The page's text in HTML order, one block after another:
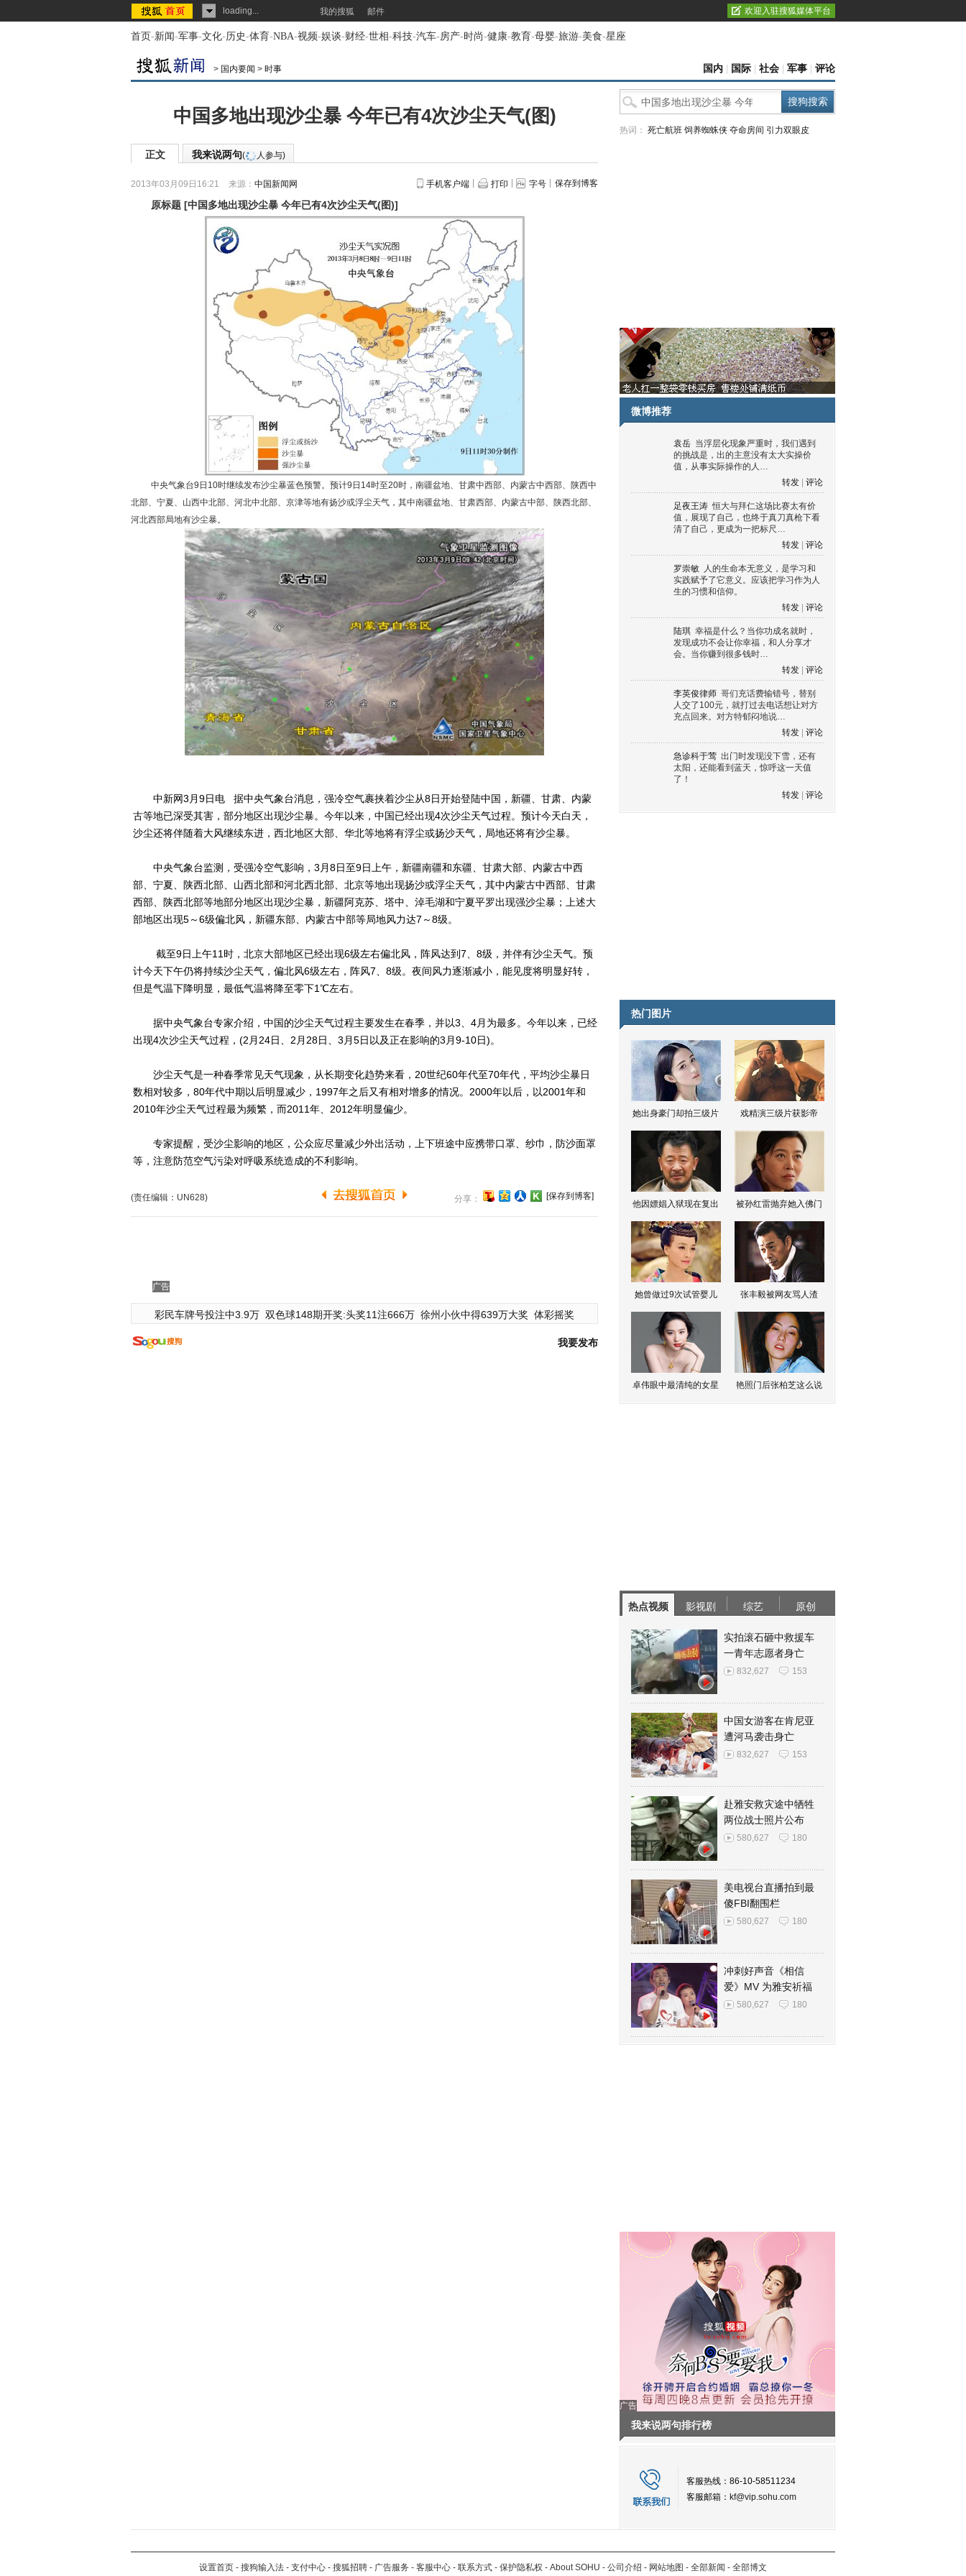
loading... 我的搜狐 邮件 欢迎入驻搜狐媒体平台
首页-新闻-军事-文化-历史-体育-NBA-视频-娱谈-财经-世相-科技-汽车-房产-时尚-健康-教育-母婴-旅游-美食-星座
> 国内要闻 > 时事 国内 国际 社会 军事 评论
中国多地出现沙尘暴 今年已有4次沙尘天气(图)
正文 我来说两句( 人参与)
2013年03月09日16:21 来源： 中国新闻网 手机客户端 打印 字号 保存到博客
原标题 [中国多地出现沙尘暴 今年已有4次沙尘天气(图)]
中央气象台9日10时继续发布沙尘暴蓝色预警。预计9日14时至20时，南疆盆地、甘肃中西部、内蒙古中西部、陕西中
北部、宁夏、山西中北部、河北中北部、京津等地有扬沙或浮尘天气，其中南疆盆地、甘肃西部、内蒙古中部、陕西北部、
河北西部局地有沙尘暴。
中新网3月9日电 据中央气象台消息，强冷空气裹挟着沙尘从8日开始登陆中国，新疆、甘肃、内蒙
古等地已深受其害，部分地区出现沙尘暴。今年以来，中国已经出现4次沙尘天气过程。预计今天白天，
沙尘还将伴随着大风继续东进，西北地区大部、华北等地将有浮尘或扬沙天气，局地还将有沙尘暴。
中央气象台监测，受强冷空气影响，3月8日至9日上午，新疆南疆和东疆、甘肃大部、内蒙古中西
部、宁夏、陕西北部、山西北部和河北西北部、北京等地出现扬沙或浮尘天气，其中内蒙古中西部、甘肃
西部、陕西北部等地部分地区出现沙尘暴，新疆阿克苏、塔中、淖毛湖和宁夏平罗出现强沙尘暴；上述大
部地区出现5～6级偏北风，新疆东部、内蒙古中部等局地风力达7～8级。
截至9日上午11时，北京大部地区已经出现6级左右偏北风，阵风达到7、8级，并伴有沙尘天气。预
计今天下午仍将持续沙尘天气，偏北风6级左右，阵风7、8级。夜间风力逐渐减小，能见度将明显好转，
但是气温下降明显，最低气温将降至零下1℃左右。
据中央气象台专家介绍，中国的沙尘天气过程主要发生在春季，并以3、4月为最多。今年以来，已经
出现4次沙尘天气过程，(2月24日、2月28日、3月5日以及正在影响的3月9-10日)。
沙尘天气是一种春季常见天气现象，从长期变化趋势来看，20世纪60年代至70年代，平均沙尘暴日
数相对较多，80年代中期以后明显减少，1997年之后又有相对增多的情况。2000年以后，以2001年和
2010年沙尘天气过程最为频繁，而2011年、2012年明显偏少。
专家提醒，受沙尘影响的地区，公众应尽量减少外出活动，上下班途中应携带口罩、纱巾，防沙面罩
等，注意防范空气污染对呼吸系统造成的不利影响。
(责任编辑：UN628) 分享： [保存到博客]
广告
彩民车牌号投注中3.9万 双色球148期开奖:头奖11注666万 徐州小伙中得639万大奖 体彩摇奖
我要发布
热词： 死亡航班 饲养蜘蛛侠 夺命房间 引力双眼皮
微博推荐
袁岳 当浮层化现象严重时，我们遇到
的挑战是，出的主意没有太大实操价
值，从事实际操作的人…
转发
评论
足夜王涛 恒大与拜仁这场比赛太有价
值，展现了自己，也终于真刀真枪下看
清了自己，更成为一把标尺…
转发
评论
罗崇敏 人的生命本无意义，是学习和
实践赋予了它意义。应该把学习作为人
生的习惯和信仰。
转发
评论
陆琪 幸福是什么？当你功成名就时，
发现成功不会让你幸福，和人分享才
会。当你赚到很多钱时…
转发
评论
李英俊律师 哥们充话费输错号，替别
人交了100元，就打过去电话想让对方
充点回来。对方特郁闷地说…
转发
评论
急诊科于莺 出门时发现没下雪，还有
太阳，还能看到蓝天，惊呼这一天值
了！
转发
评论
热门图片
她出身豪门却拍三级片 戏精演三级片获影帝
他因嫖娼入狱现在复出 被孙红雷抛弃她入佛门
她曾做过9次试管婴儿 张丰毅被网友骂人渣
卓伟眼中最清纯的女星 艳照门后张柏芝这么说
热点视频 影视剧 综艺 原创
实拍滚石砸中救援车
一青年志愿者身亡
832,627 153
中国女游客在肯尼亚
遭河马袭击身亡
832,627 153
赴雅安救灾途中牺牲
两位战士照片公布
580,627 180
美电视台直播拍到最
傻FBI翻围栏
580,627 180
冲刺好声音《相信
爱》MV 为雅安祈福
580,627 180
广告
我来说两句排行榜
客服热线：86-10-58511234
客服邮箱： kf@vip.sohu.com
设置首页 - 搜狗输入法 - 支付中心 - 搜狐招聘 - 广告服务 - 客服中心 - 联系方式 - 保护隐私权 - About SOHU - 公司介绍 - 网站地图 - 全部新闻 - 全部博文